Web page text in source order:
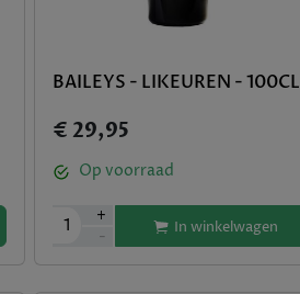
BAILEYS - LIKEUREN - 100CL
€ 29,95
Op voorraad
1
+
-
In winkelwagen